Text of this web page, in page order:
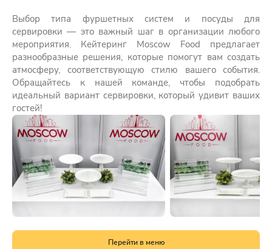
Выбор типа фуршетных систем и посуды для
сервировки — это важный шаг в организации любого
мероприятия. Кейтеринг Moscow Food предлагает
разнообразные решения, которые помогут вам создать
атмосферу, соответствующую стилю вашего события.
Обращайтесь к нашей команде, чтобы подобрать
идеальный вариант сервировки, который удивит ваших
гостей!
Перейти в меню